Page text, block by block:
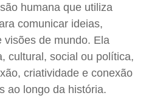
humana que utiliza
comunicar ideias,
visões de mundo. Ela
cultural, social ou política,
criatividade e conexão
ao longo da história.